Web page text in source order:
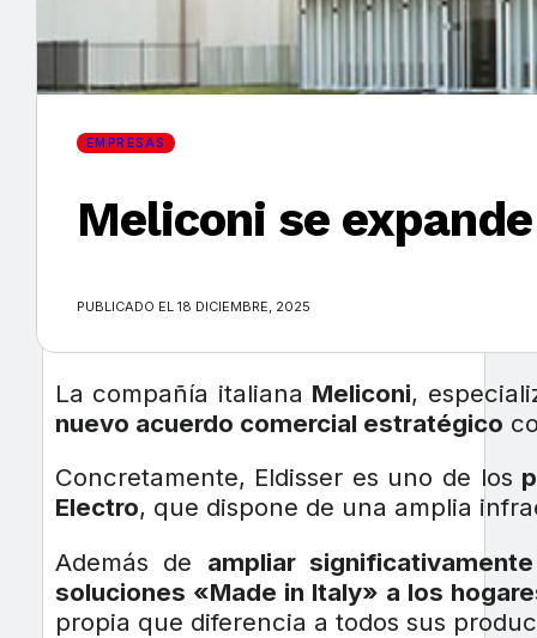
Encuentra tu noticia
EMPRESAS
Meliconi se
PUBLICADO EL 18 DICIEMBRE, 2025
La compañía italiana Meliconi,
nuevo acuerdo comercial estratégico
Concretamente, Eldisser es uno de los
Electro, que dispone de una amplia
Además de ampliar
soluciones «Made in Italy» a los
propia que diferencia a todos sus